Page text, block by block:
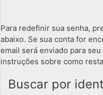
Para redefinir sua senha,
abaixo. Se sua conta for
email será enviado para
instruções sobre como
Buscar por